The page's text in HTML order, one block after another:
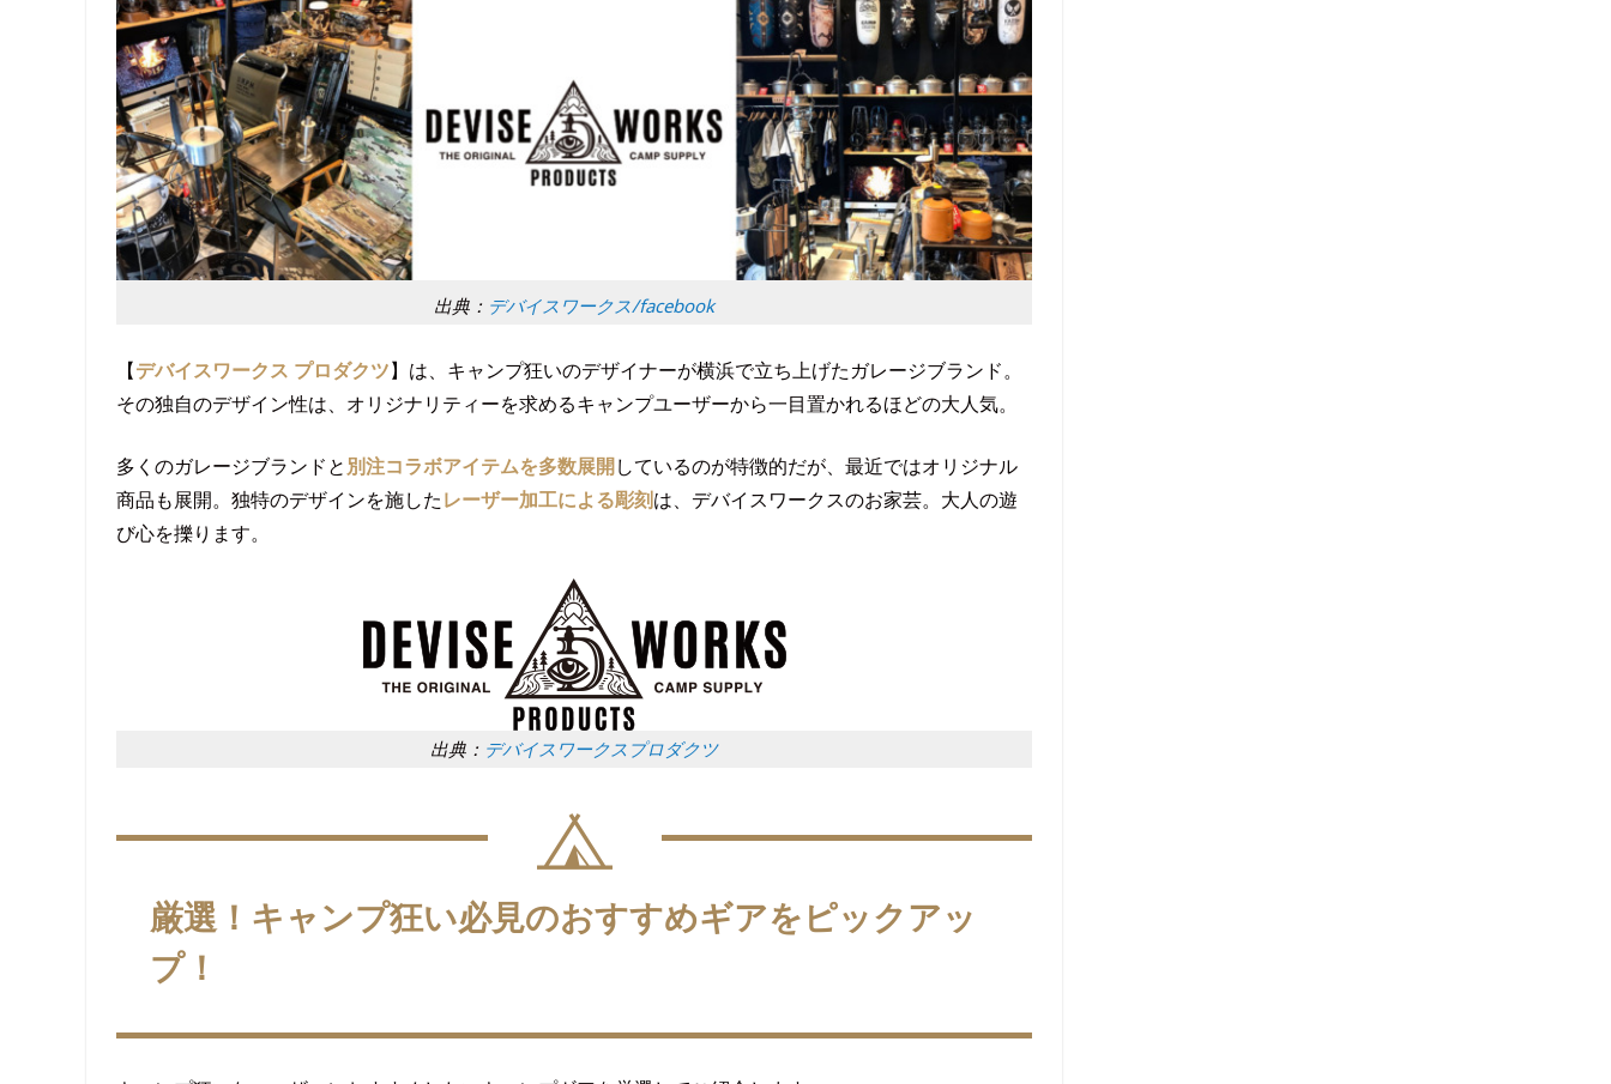
出典： デバイスワークス/facebook
【デバイスワークス プロダクツ】は、キャンプ狂いのデザイナーが横浜で立ち上げたガレージブランド。
その独自のデザイン性は、オリジナリティーを求めるキャンプユーザーから一目置かれるほどの大人気。
多くのガレージブランドと別注コラボアイテムを多数展開しているのが特徴的だが、最近ではオリジナル
商品も展開。独特のデザインを施したレーザー加工による彫刻は、デバイスワークスのお家芸。大人の遊
び心を擽ります。
出典： デバイスワークスプロダクツ
厳選！キャンプ狂い必見のおすすめギアをピックアッ
プ！